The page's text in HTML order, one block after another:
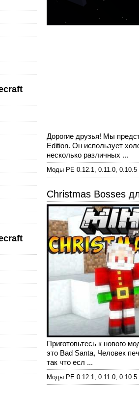
Дорогие друзья! Мы
Edition. Он использует
несколько различных ...
Моды PE 0.12.1, 0.11.0, 0.10.5
Christmas Bosses
Приготовьтесь к нового
это Bad Santa, Человек
так что есл ...
Моды PE 0.12.1, 0.11.0, 0.10.5